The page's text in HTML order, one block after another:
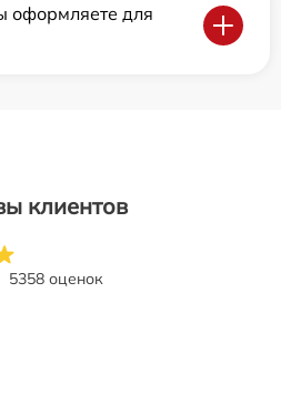
оформляете для
клиентов
5358 оценок